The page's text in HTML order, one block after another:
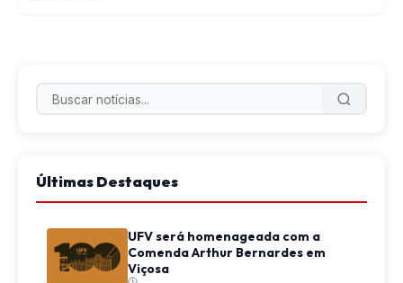
Últimas Destaques
UFV será homenageada com a
Comenda Arthur Bernardes em
Viçosa